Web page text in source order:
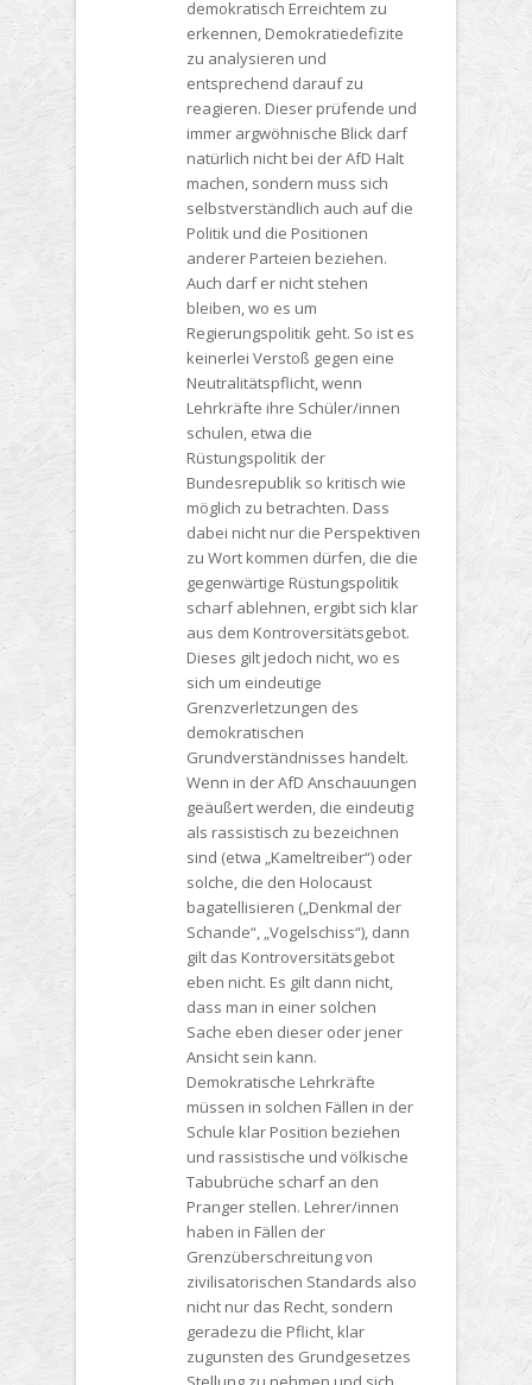
demokratisch Erreichtem zu
erkennen, Demokratiedefizite
zu analysieren und
entsprechend darauf zu
reagieren. Dieser prüfende und
immer argwöhnische Blick darf
natürlich nicht bei der AfD Halt
machen, sondern muss sich
selbstverständlich auch auf die
Politik und die Positionen
anderer Parteien beziehen.
Auch darf er nicht stehen
bleiben, wo es um
Regierungspolitik geht. So ist es
keinerlei Verstoß gegen eine
Neutralitätspflicht, wenn
Lehrkräfte ihre Schüler/innen
schulen, etwa die
Rüstungspolitik der
Bundesrepublik so kritisch wie
möglich zu betrachten. Dass
dabei nicht nur die Perspektiven
zu Wort kommen dürfen, die die
gegenwärtige Rüstungspolitik
scharf ablehnen, ergibt sich klar
aus dem Kontroversitätsgebot.
Dieses gilt jedoch nicht, wo es
sich um eindeutige
Grenzverletzungen des
demokratischen
Grundverständnisses handelt.
Wenn in der AfD Anschauungen
geäußert werden, die eindeutig
als rassistisch zu bezeichnen
sind (etwa „Kameltreiber“) oder
solche, die den Holocaust
bagatellisieren („Denkmal der
Schande“, „Vogelschiss“), dann
gilt das Kontroversitätsgebot
eben nicht. Es gilt dann nicht,
dass man in einer solchen
Sache eben dieser oder jener
Ansicht sein kann.
Demokratische Lehrkräfte
müssen in solchen Fällen in der
Schule klar Position beziehen
und rassistische und völkische
Tabubrüche scharf an den
Pranger stellen. Lehrer/innen
haben in Fällen der
Grenzüberschreitung von
zivilisatorischen Standards also
nicht nur das Recht, sondern
geradezu die Pflicht, klar
zugunsten des Grundgesetzes